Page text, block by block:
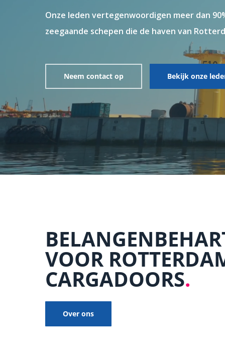
Onze leden vertegenwoordigen meer dan
zeegaande schepen die de haven van
Neem contact op Bekijk onze
VOOR
CARGADOORS.
Over ons